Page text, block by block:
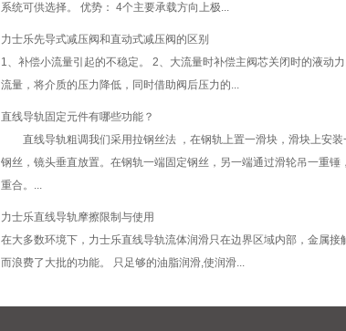
系统可供选择。 优势： 4个主要承载方向上极...
力士乐先导式减压阀和直动式减压阀的区别
1、补偿小流量引起的不稳定。 2、大流量时补偿主阀芯关闭时的液动
流量，将介质的压力降低，同时借助阀后压力的...
直线导轨固定元件有哪些功能？
直线导轨粗调我们采用拉钢丝法 ，在钢轨上置一滑块，滑块上安装
钢丝，镜头垂直放置。在钢轨一端固定钢丝，另一端通过滑轮吊一重
重合。...
力士乐直线导轨摩擦限制与使用
在大多数环境下，力士乐直线导轨流体润滑只在边界区域内部，金属
而浪费了大批的功能。 只足够的油脂润滑,使润滑...